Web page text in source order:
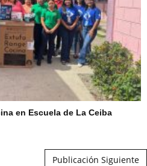
en Escuela de La Ceiba
Publicación Siguiente